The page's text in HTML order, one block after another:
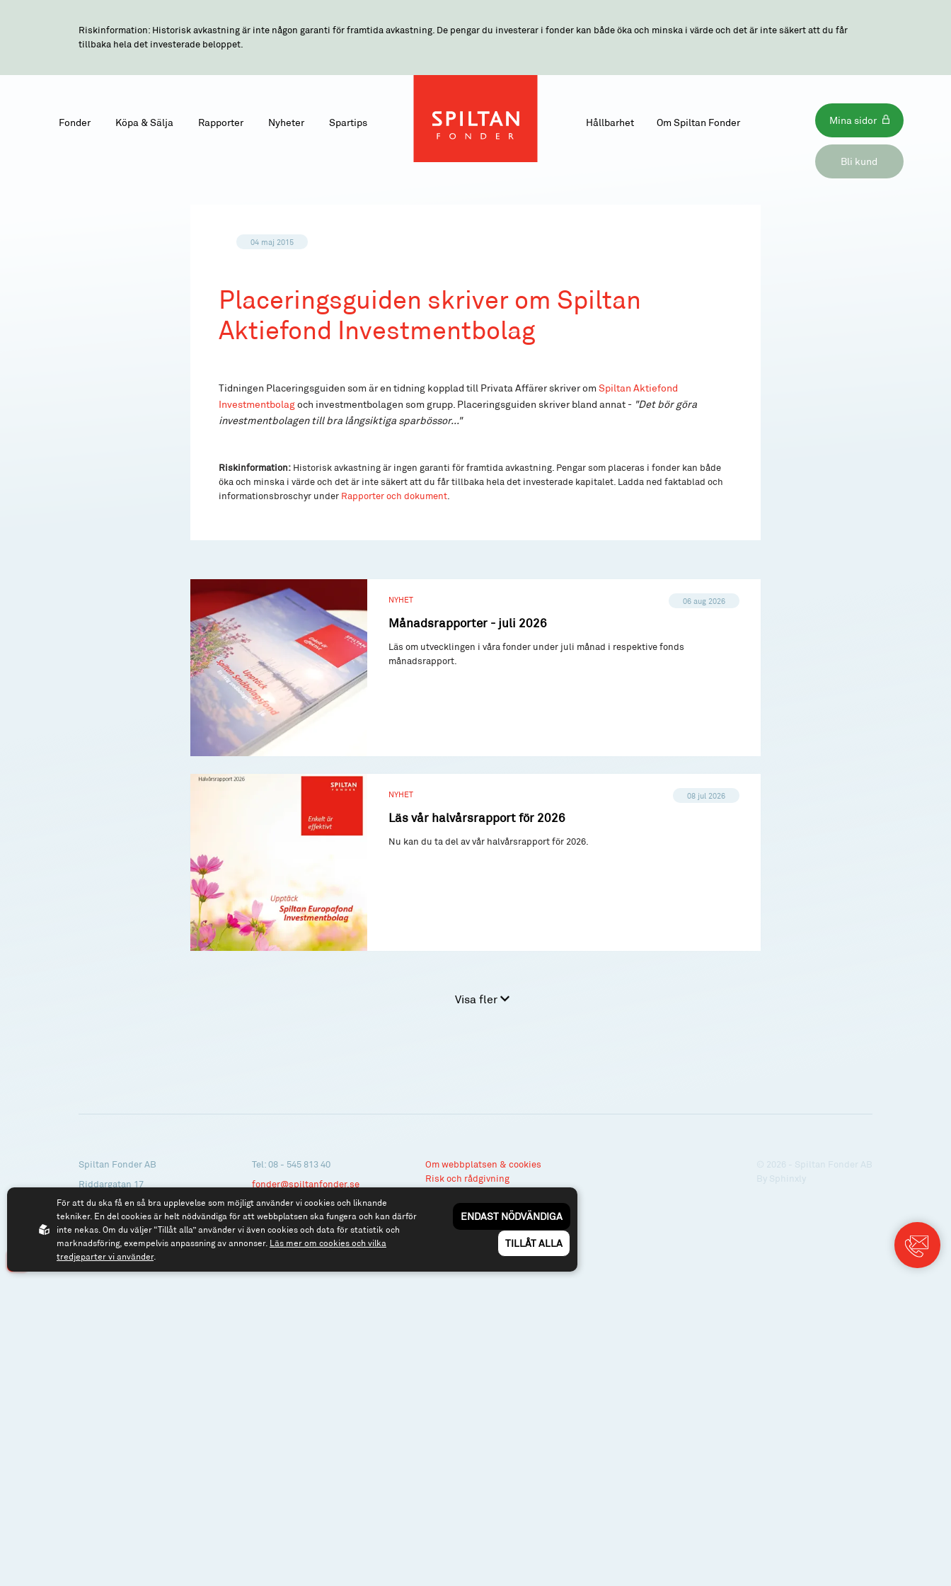
Riskinformation: Historisk avkastning är inte någon garanti för framtida avkastning. De pengar du investerar i fonder kan både öka och minska i värde och det är inte säkert att du får
tillbaka hela det investerade beloppet.
Bli kund
Mina sidor
Fonder Köpa & Sälja Rapporter Nyheter Spartips Om Spiltan Fonder
Hållbarhet
04 maj 2015
Placeringsguiden skriver om Spiltan
Aktiefond Investmentbolag
Tidningen Placeringsguiden som är en tidning kopplad till Privata Affärer skriver omSpiltan Aktiefond
Investmentbolagoch investmentbolagen som grupp. Placeringsguiden skriver bland annat - "Det bör göra
investmentbolagen till bra långsiktiga sparbössor..."
Riskinformation:Historisk avkastning är ingen garanti för framtida avkastning. Pengar som placeras i fonder kan både
öka och minska i värde och det är inte säkert att du får tillbaka hela det investerade kapitalet. Ladda ned faktablad och
informationsbroschyr under Rapporter och dokument.
NYHET 06 aug 2026
Månadsrapporter - juli 2026
Läs om utvecklingen i våra fonder under juli månad i respektive fonds
månadsrapport.
NYHET 08 jul 2026
Läs vår halvårsrapport för 2026
Nu kan du ta del av vår halvårsrapport för 2026.
Visa fler
Spiltan Fonder AB
Riddargatan 17
114 57 Stockholm
Tel: 08 - 545 813 40
fonder@spiltanfonder.se
Om webbplatsen & cookies
Risk och rådgivning
© 2026 - Spiltan Fonder AB
By Sphinxly
För att du ska få en så bra upplevelse som möjligt använder vi cookies och liknande
tekniker. En del cookies är helt nödvändiga för att webbplatsen ska fungera och kan därför
inte nekas. Om du väljer “Tillåt alla” använder vi även cookies och data för statistik och
marknadsföring, exempelvis anpassning av annonser. Läs mer om cookies och vilka
tredjeparter vi använder.
ENDAST NÖDVÄNDIGA
TILLÅT ALLA